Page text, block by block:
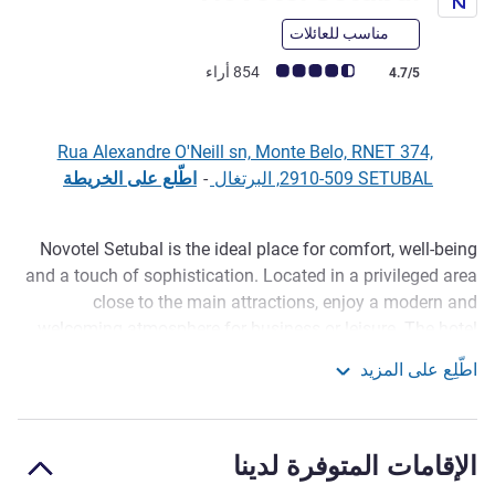
مناسب للعائلات
ملاحظة أراء العملاء (رأي ALL)
4.7/5 854 أراء
Rua Alexandre O'Neill sn, Monte Belo, RNET 374,
2910-509 SETUBAL, البرتغال
- اطّلع على الخريطة
الوصف
Novotel Setubal is the ideal place for comfort, well-being
and a touch of sophistication. Located in a privileged area
close to the main attractions, enjoy a modern and
stands out for its safe and comfortable environment.
Looking for a place to relax after exploring the natural and
With spacious and well-equipped rooms, Novotel Setúbal
اطّلِع على المزيد
الإقامات المتوفرة لدينا